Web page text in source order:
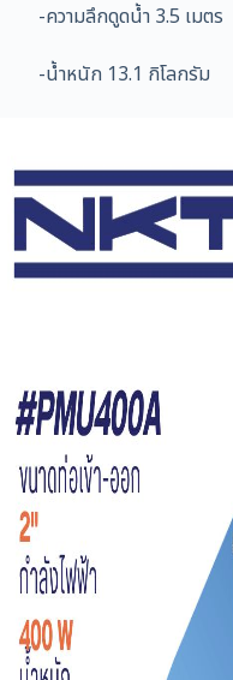
-ความลึกดูดน้ำ 3.5 เมตร
-น้ำหนัก 13.1 กิโลกรัม